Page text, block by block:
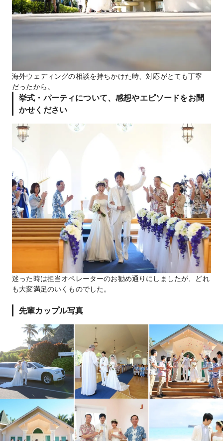
海外ウェディングの相談を持ちかけた時、対応がとても丁寧
だったから。
挙式・パーティについて、感想やエピソードをお聞
かせください
迷った時は担当オペレーターのお勧め通りにしましたが、どれ
も大変満足のいくものでした。
先輩カップル写真